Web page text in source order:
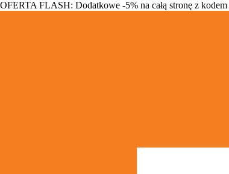
OFERTA FLASH: Dodatkowe -5% na całą stronę z kodem